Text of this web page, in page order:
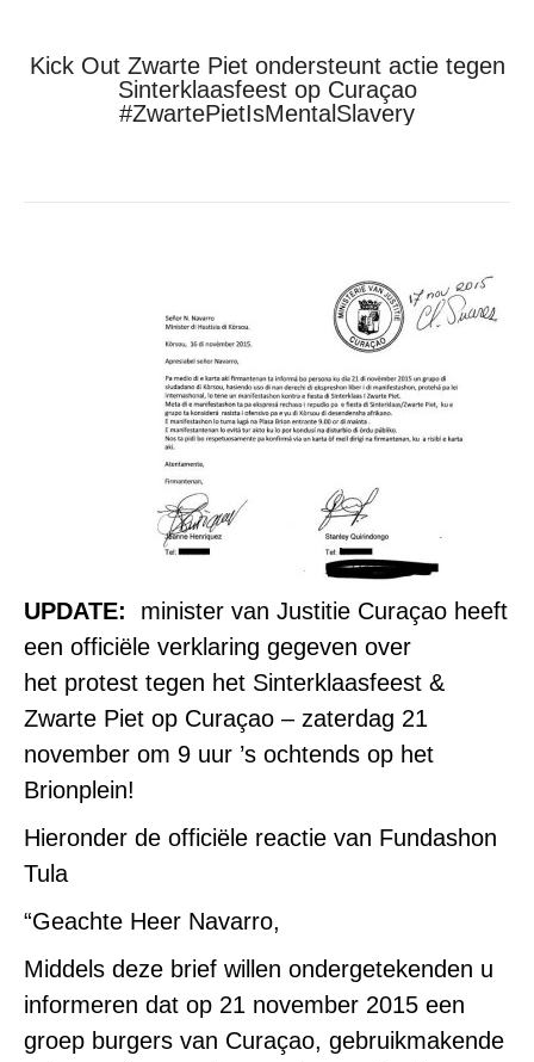
Kick Out Zwarte Piet ondersteunt actie tegen
Sinterklaasfeest op Curaçao
#ZwartePietIsMentalSlavery
UPDATE: minister van Justitie Curaçao heeft
een officiële verklaring gegeven over
het protest tegen het Sinterklaasfeest &
Zwarte Piet op Curaçao – zaterdag 21
november om 9 uur ’s ochtends op het
Brionplein!
Hieronder de officiële reactie van Fundashon
Tula
“Geachte Heer Navarro,
Middels deze brief willen ondergetekenden u
informeren dat op 21 november 2015 een
groep burgers van Curaçao, gebruikmakende